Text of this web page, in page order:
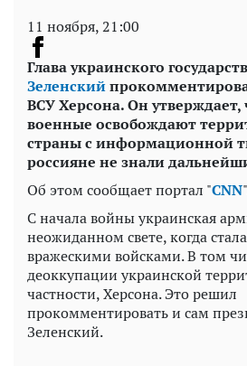
11 ноября, 21:00
Глава украинского
Зеленский
ВСУ Херсона. Он утверждает,
военные освобождают
страны с информационной
россияне не знали
Об этом сообщает портал "CNN
С начала войны украинская
неожиданном свете, когда
вражескими войсками. В том
деоккупации украинской
частности, Херсона. Это решил
прокомментировать и сам
Зеленский.